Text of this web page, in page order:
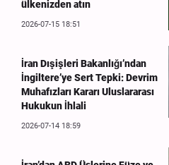
ülkenizden atın
2026-07-15 18:51
İran Dışişleri Bakanlığı’ndan
İngiltere’ye Sert Tepki: Devrim
Muhafızları Kararı Uluslararası
Hukukun İhlali
2026-07-14 18:59